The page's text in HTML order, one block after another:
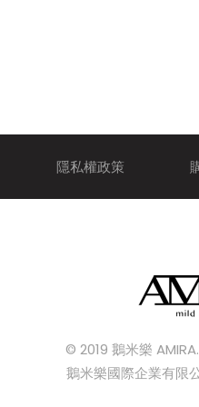
隱私權政策
© 2019 鵝米樂 AMIRA.
鵝米樂國際企業有限